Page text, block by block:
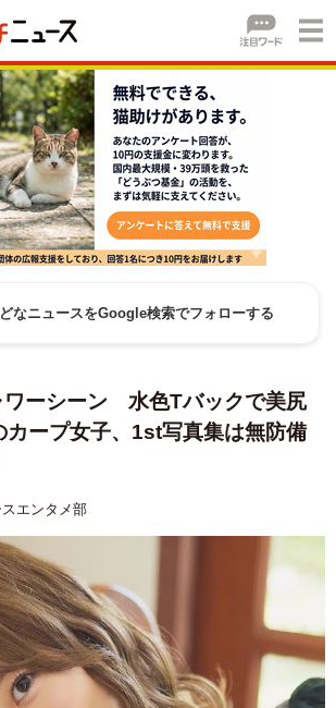
なニュースをGoogle検索でフォローする
ワーシーン 水色Tバックで美尻
ープ女子、1st写真集は無防備
エンタメ部